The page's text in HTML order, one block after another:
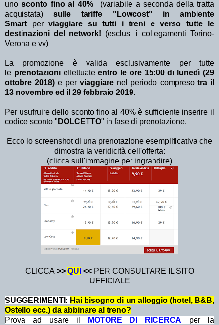
uno sconto fino al 40%
(variabile a seconda della tratta
acquistata)sulle tariffe "Lowcost" in ambiente
Smart perviaggiare su tutti i treni e verso tutte le
destinazioni del network! (esclusi i collegamenti Torino-
Verona e vv)
La promozione è valida esclusivamente per tutte
le prenotazioni effettuateentro le ore 15:00 di lunedì (29
ottobre 2018) e per viaggiare nel periodo compreso tra il
13 novembre ed il 29 febbraio 2019.
Per usufruire dello sconto fino al 40% è sufficiente inserire il
codice sconto " DOLCETTO" in fase di prenotazione.
Ecco lo screenshot di una prenotazione esemplificativa che
dimostra la veridicità dell'offerta:
(clicca sull'immagine per ingrandire)
CLICCA >> QUI << PER CONSULTARE IL SITO
UFFICIALE
SUGGERIMENTI: Hai bisogno di un alloggio (hotel, B&B,
Ostello ecc.) da abbinare al treno?
Prova ad usare il
MOTORE DI RICERCA
per la